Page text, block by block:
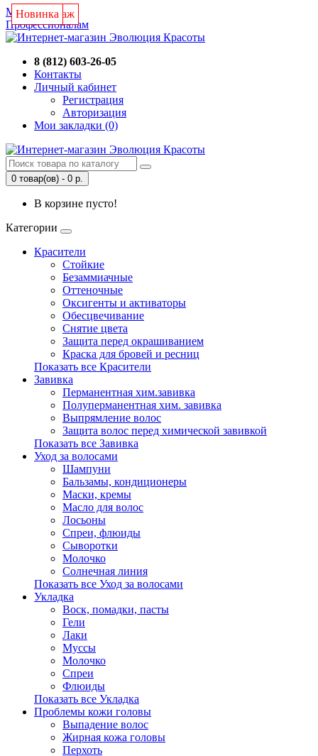
Магазин
Профессионалам
8 (812) 603-26-05
Контакты
Личный кабинет
Регистрация
Авторизация
Мои закладки (0)
0 товар(ов) - 0 р.
В корзине пусто!
Категории
Красители
Стойкие
Безаммиачные
Оттеночные
Оксигенты и активаторы
Обесцвечивание
Снятие цвета
Защита перед окрашиванием
Краска для бровей и ресниц
Показать все Красители
Завивка
Перманентная хим.завивка
Полуперманентная хим. завивка
Выпрямление волос
Защита волос перед химической завивкой
Показать все Завивка
Уход за волосами
Шампуни
Бальзамы, кондиционеры
Маски, кремы
Масло для волос
Лосьоны
Спреи, флюиды
Сыворотки
Молочко
Солнечная линия
Показать все Уход за волосами
Укладка
Воск, помадки, пасты
Гели
Лаки
Муссы
Молочко
Спреи
Флюиды
Показать все Укладка
Проблемы кожи головы
Выпадение волос
Жирная кожа головы
Перхоть
Новинка
Новинка
Хит продаж
Новинка
Новинка